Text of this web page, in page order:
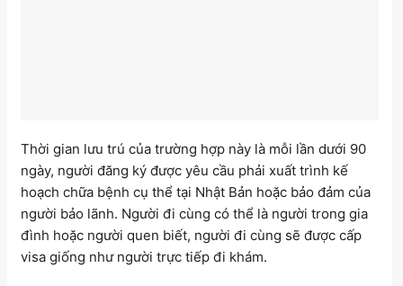
Thời gian lưu trú của trường hợp này là mỗi lần dưới 90
ngày, người đăng ký được yêu cầu phải xuất trình kế
hoạch chữa bệnh cụ thể tại Nhật Bản hoặc bảo đảm của
người bảo lãnh. Người đi cùng có thể là người trong gia
đình hoặc người quen biết, người đi cùng sẽ được cấp
visa giống như người trực tiếp đi khám.